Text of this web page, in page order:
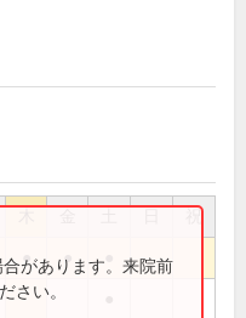
祝
● ●
があります。来院前
さい。